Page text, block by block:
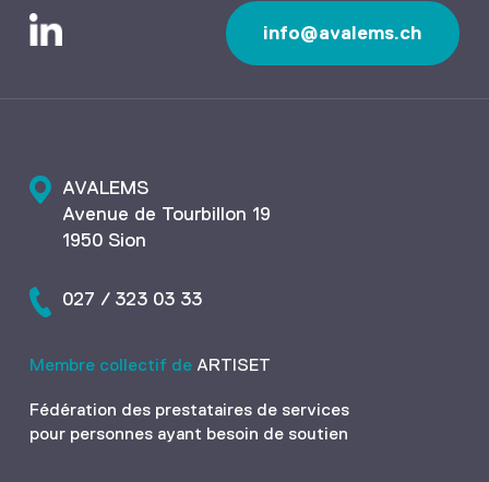
info@avalems.ch
AVALEMS
Avenue de Tourbillon 19
1950 Sion
027 / 323 03 33
Membre collectif deARTISET
Fédération des prestataires de services
pour personnes ayant besoin de soutien